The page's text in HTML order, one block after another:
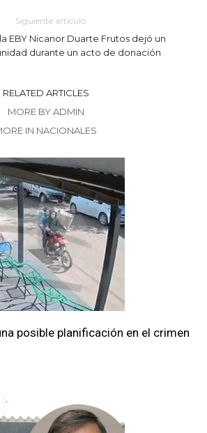
Siguiente artículo
EBY Nicanor Duarte Frutos dejó un
durante un acto de donación
RELATED ARTICLES
MORE BY ADMIN
IN NACIONALES
posible planificación en el crimen